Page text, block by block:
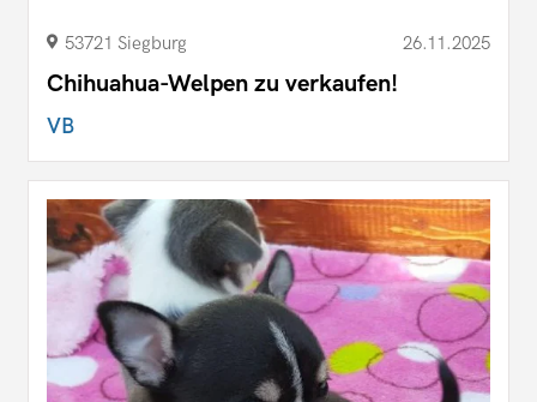
53721 Siegburg 26.11.2025
Chihuahua-Welpen zu verkaufen!
VB